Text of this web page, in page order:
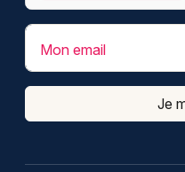
Mon email
Je